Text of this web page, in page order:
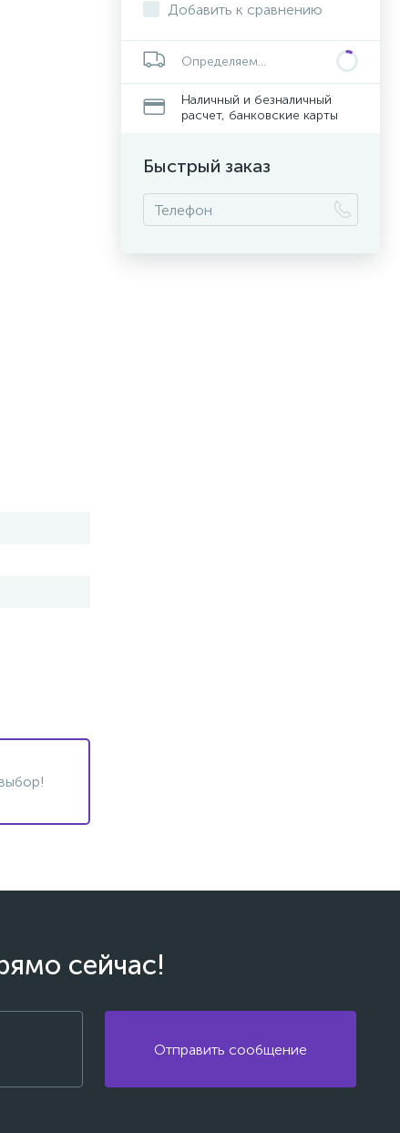
Добавить к сравнению
Определяем...
Наличный и безналичный
расчет, банковские карты
Быстрый заказ
сейчас!
Отправить сообщение